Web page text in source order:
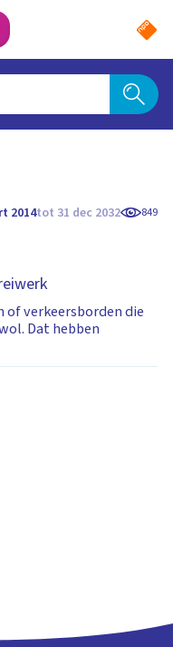
2014tot 31 dec 2032 849
of verkeersborden die
Dat hebben